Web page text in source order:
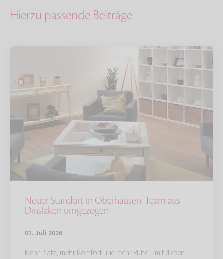
Hierzu passende Beiträge
Neuer Standort in Oberhausen: Team aus
Dinslaken umgezogen
01. Juli 2026
Mehr Platz, mehr Komfort und mehr Ruhe – mit diesen